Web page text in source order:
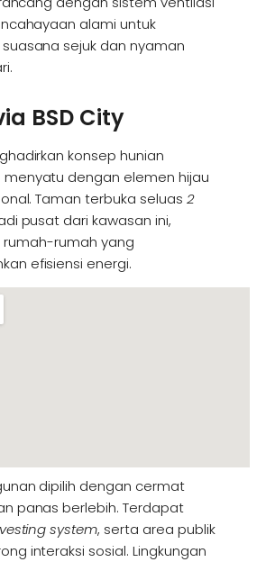
alami untuk
sejuk dan nyaman
BSD City
konsep hunian
dengan elemen hijau
Taman terbuka seluas 2
pusat dari kawasan ini,
rumah-rumah yang
efisiensi energi.
dipilih dengan cermat
panas berlebih. Terdapat
system, serta area publik
interaksi sosial. Lingkungan